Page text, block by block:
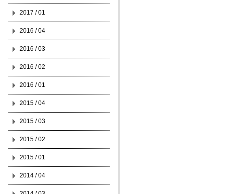
2017 / 01
2016 / 04
2016 / 03
2016 / 02
2016 / 01
2015 / 04
2015 / 03
2015 / 02
2015 / 01
2014 / 04